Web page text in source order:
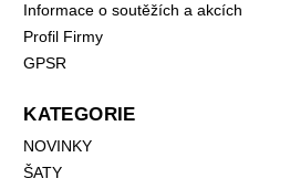
Informace o soutěžích a akcích
Profil Firmy
GPSR
KATEGORIE
NOVINKY
ŠATY